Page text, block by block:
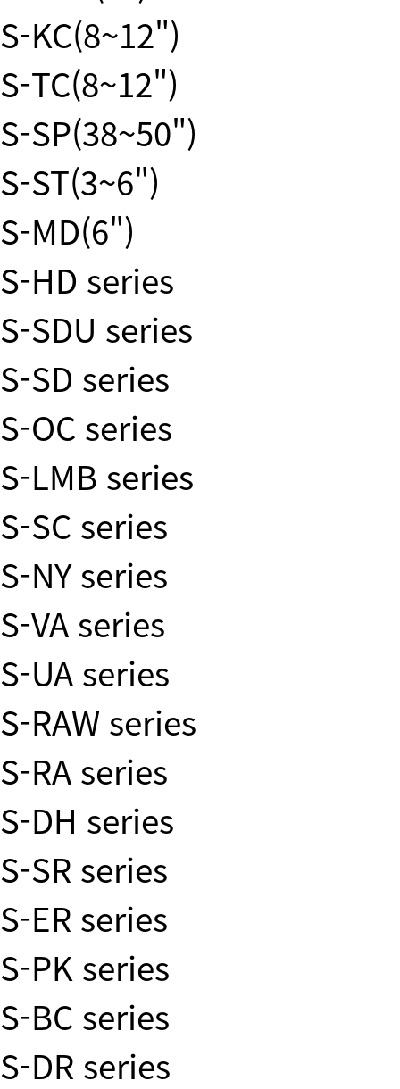
S-KC(8~12")
S-TC(8~12")
S-SP(38~50")
S-ST(3~6")
S-MD(6")
S-HD series
S-SDU series
S-SD series
S-OC series
S-LMB series
S-SC series
S-NY series
S-VA series
S-UA series
S-RAW series
S-RA series
S-DH series
S-SR series
S-ER series
S-PK series
S-BC series
S-DR series